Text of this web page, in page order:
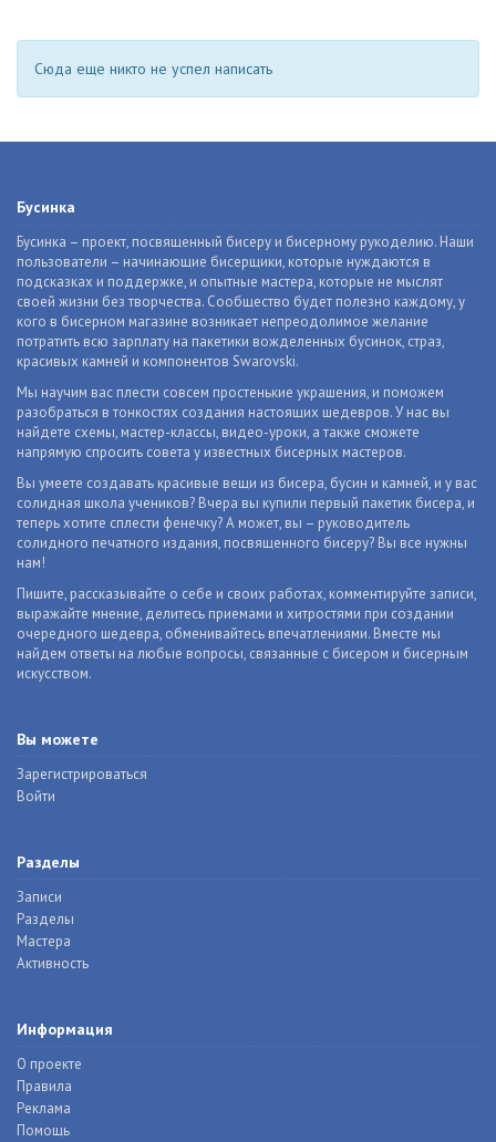
Сюда еще никто не успел написать
Бусинка
Бусинка – проект, посвященный бисеру и бисерному рукоделию. Наши
пользователи – начинающие бисерщики, которые нуждаются в
подсказках и поддержке, и опытные мастера, которые не мыслят
своей жизни без творчества. Сообщество будет полезно каждому, у
кого в бисерном магазине возникает непреодолимое желание
потратить всю зарплату на пакетики вожделенных бусинок, страз,
красивых камней и компонентов Swarovski.
Мы научим вас плести совсем простенькие украшения, и поможем
разобраться в тонкостях создания настоящих шедевров. У нас вы
найдете схемы, мастер-классы, видео-уроки, а также сможете
напрямую спросить совета у известных бисерных мастеров.
Вы умеете создавать красивые вещи из бисера, бусин и камней, и у вас
солидная школа учеников? Вчера вы купили первый пакетик бисера, и
теперь хотите сплести фенечку? А может, вы – руководитель
солидного печатного издания, посвященного бисеру? Вы все нужны
нам!
Пишите, рассказывайте о себе и своих работах, комментируйте записи,
выражайте мнение, делитесь приемами и хитростями при создании
очередного шедевра, обменивайтесь впечатлениями. Вместе мы
найдем ответы на любые вопросы, связанные с бисером и бисерным
искусством.
Вы можете
Зарегистрироваться
Войти
Разделы
Записи
Разделы
Мастера
Активность
Информация
О проекте
Правила
Реклама
Помощь